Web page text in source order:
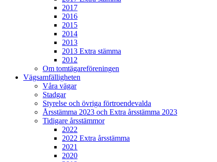
2017
2016
2015
2014
2013
2013 Extra stämma
2012
Om tomtägareföreningen
Vägsamfälligheten
Våra vägar
Stadgar
Styrelse och övriga förtroendevalda
Årsstämma 2023 och Extra årsstämma 2023
Tidigare årsstämmor
2022
2022 Extra årsstämma
2021
2020